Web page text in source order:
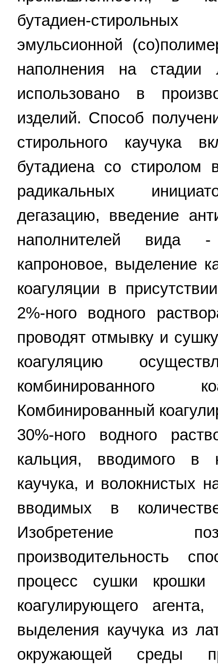
бутадиен-
эмульсионной
наполнения на
использовано в
изделий. Способ
стирольного каучука
бутадиена со стиролом
радикальных
дегазацию, введение
наполнителей вида -
капроновое, выделение
коагуляции в
2%-ного водного
проводят отмывку и
коагуляцию
комбинированного
Комбинированный
30%-ного водного
кальция, вводимого в
каучука, и волокнистых
вводимых в
Изобретение
производительность
процесс сушки крошки
коагулирующего
выделения каучука из
окружающей среды